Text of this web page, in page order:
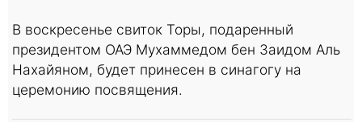
В воскресенье свиток Торы, подаренный
президентом ОАЭ Мухаммедом бен Заидом Аль
Нахайяном, будет принесен в синагогу на
церемонию посвящения.